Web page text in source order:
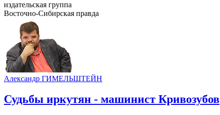
издательская группа
Восточно-Сибирская правда
Александр ГИМЕЛЬШТЕЙН
Судьбы иркутян - машинист Кривозубов